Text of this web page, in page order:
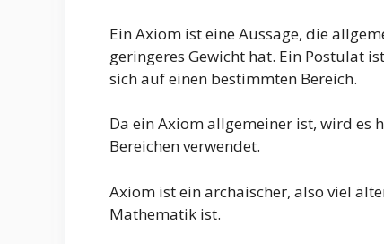
Ein Axiom ist eine Aussage, die
geringeres Gewicht hat. Ein Postulat
sich auf einen bestimmten Bereich.
Da ein Axiom allgemeiner ist, wird es
Bereichen verwendet.
Axiom ist ein archaischer, also viel
Mathematik ist.